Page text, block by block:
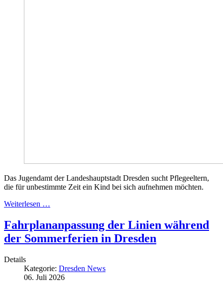
Das Jugendamt der Landeshauptstadt Dresden sucht Pflegeeltern,
die für unbestimmte Zeit ein Kind bei sich aufnehmen möchten.
Weiterlesen …
Fahrplananpassung der Linien während
der Sommerferien in Dresden
Details
Kategorie: Dresden News
06. Juli 2026